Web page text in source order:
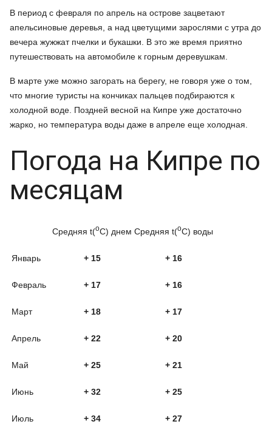
В период с февраля по апрель на острове зацветают
апельсиновые деревья, а над цветущими зарослями с утра до
вечера жужжат пчелки и букашки. В это же время приятно
путешествовать на автомобиле к горным деревушкам.
В марте уже можно загорать на берегу, не говоря уже о том,
что многие туристы на кончиках пальцев подбираются к
холодной воде. Поздней весной на Кипре уже достаточно
жарко, но температура воды даже в апреле еще холодная.
Погода на Кипре по
месяцам
Средняя t(oC) днем Средняя t(oC) воды
Январь + 15 + 16
Февраль + 17 + 16
Март + 18 + 17
Апрель + 22 + 20
Май + 25 + 21
Июнь + 32 + 25
Июль + 34 + 27